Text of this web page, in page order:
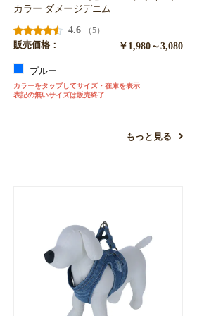
カラー ダメージデニム
4.6
（5）
販売価格：
￥1,980～3,080
ブルー
カラーをタップしてサイズ・在庫を表示
表記の無いサイズは販売終了
もっと見る